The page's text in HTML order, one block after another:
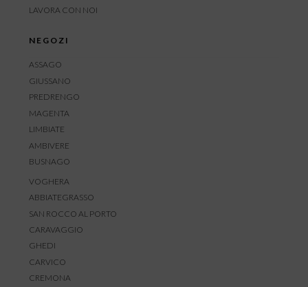
LAVORA CON NOI
NEGOZI
ASSAGO
GIUSSANO
PREDRENGO
MAGENTA
LIMBIATE
AMBIVERE
BUSNAGO
VOGHERA
ABBIATEGRASSO
SAN ROCCO AL PORTO
CARAVAGGIO
GHEDI
CARVICO
CREMONA